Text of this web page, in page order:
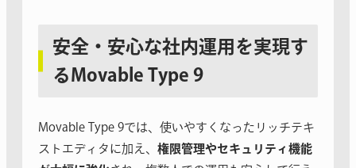
安全・安心な社内運用を実現す
るMovable Type 9
Movable Type 9では、使いやすくなったリッチテキ
ストエディタに加え、 権限管理やセキュリティ機能